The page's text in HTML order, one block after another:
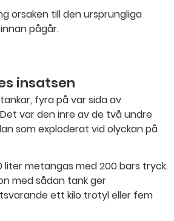
orsaken till den ursprungliga
pågår.
insatsen
fyra på var sida av
var den inre av de två undre
som exploderat vid olyckan på
liter metangas med 200 bars tryck.
med sådan tank ger
ett kilo trotyl eller fem